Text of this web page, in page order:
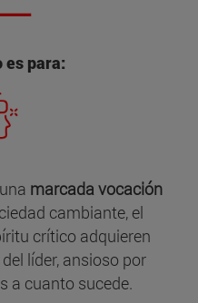
es para:
marcada vocación
cambiante, el
crítico adquieren
líder, ansioso por
a cuanto sucede.